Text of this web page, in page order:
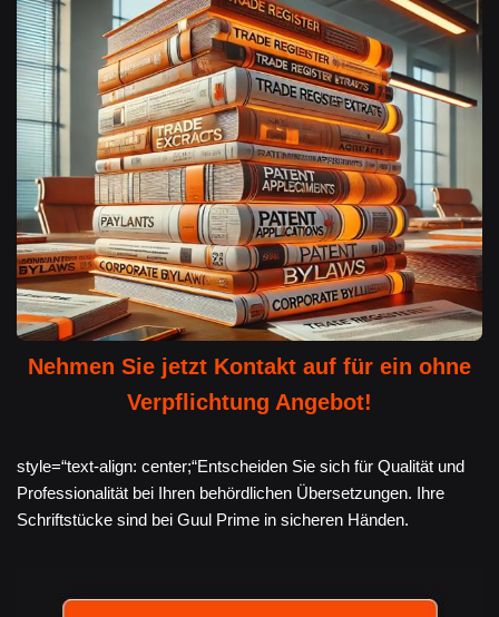
Nehmen Sie jetzt Kontakt auf für ein ohne
Verpflichtung Angebot!
style=“text-align: center;“Entscheiden Sie sich für Qualität und
Professionalität bei Ihren behördlichen Übersetzungen. Ihre
Schriftstücke sind bei Guul Prime in sicheren Händen.